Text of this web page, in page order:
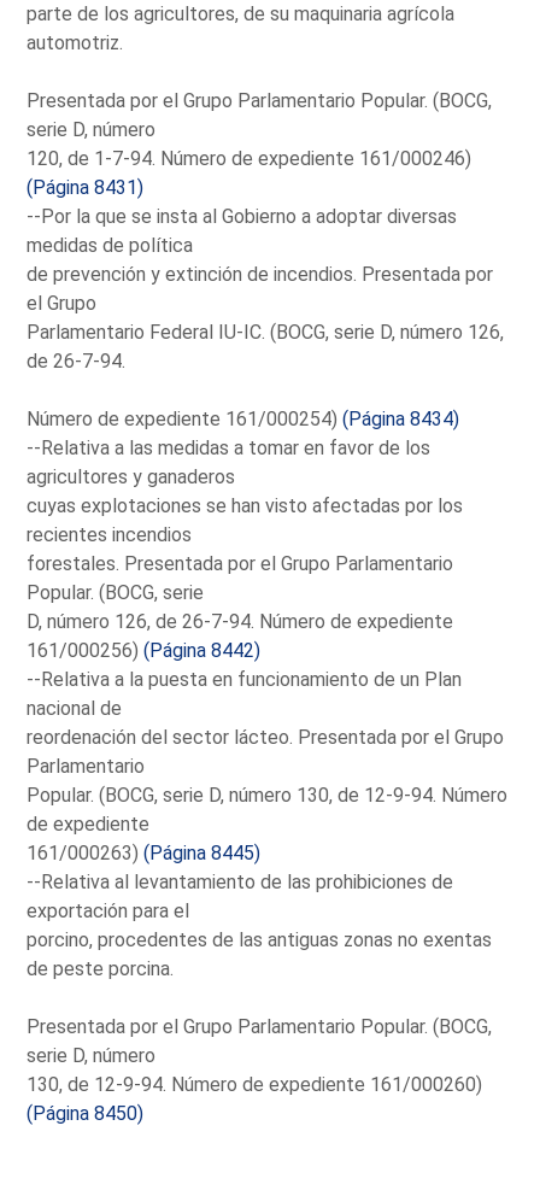
parte de los agricultores, de su maquinaria agrícola
automotriz.
Presentada por el Grupo Parlamentario Popular. (BOCG,
serie D, número
120, de 1-7-94. Número de expediente 161/000246)
(Página 8431)
--Por la que se insta al Gobierno a adoptar diversas
medidas de política
de prevención y extinción de incendios. Presentada por
el Grupo
Parlamentario Federal IU-IC. (BOCG, serie D, número 126,
de 26-7-94.
Número de expediente 161/000254)(Página 8434)
--Relativa a las medidas a tomar en favor de los
agricultores y ganaderos
cuyas explotaciones se han visto afectadas por los
recientes incendios
forestales. Presentada por el Grupo Parlamentario
Popular. (BOCG, serie
D, número 126, de 26-7-94. Número de expediente
161/000256)(Página 8442)
--Relativa a la puesta en funcionamiento de un Plan
nacional de
reordenación del sector lácteo. Presentada por el Grupo
Parlamentario
Popular. (BOCG, serie D, número 130, de 12-9-94. Número
de expediente
161/000263)(Página 8445)
--Relativa al levantamiento de las prohibiciones de
exportación para el
porcino, procedentes de las antiguas zonas no exentas
de peste porcina.
Presentada por el Grupo Parlamentario Popular. (BOCG,
serie D, número
130, de 12-9-94. Número de expediente 161/000260)
(Página 8450)